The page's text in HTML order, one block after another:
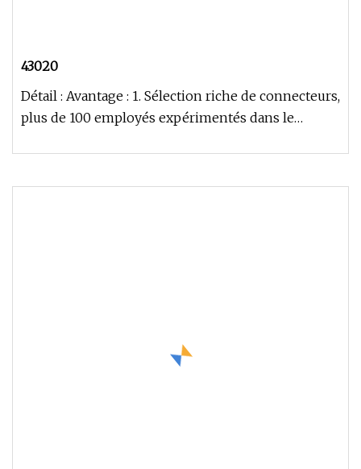
43020
Détail : Avantage : 1. Sélection riche de connecteurs,
plus de 100 employés expérimentés dans le